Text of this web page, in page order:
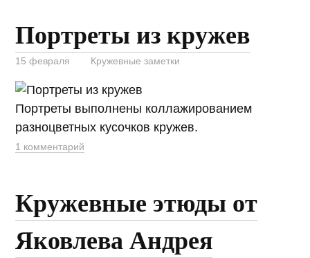
Портреты из кружев
15 февраля Кружевные заметки
Портреты выполнены коллажированием
разноцветных кусочков кружев.
1 комментарий
Кружевные этюды от
Яковлева Андрея